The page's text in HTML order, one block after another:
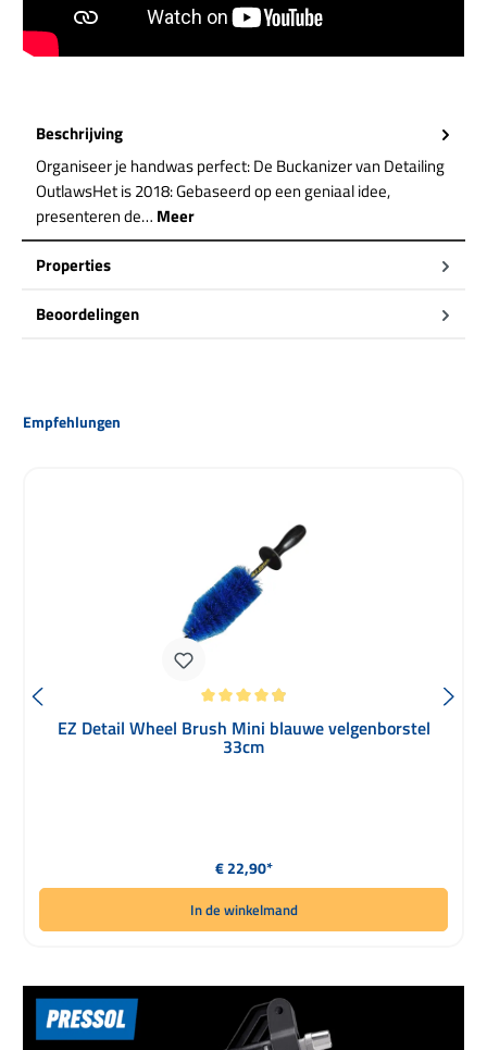
Beschrijving
Organiseer je handwas perfect: De Buckanizer van Detailing
OutlawsHet is 2018: Gebaseerd op een geniaal idee,
presenteren de… Meer
Properties
Beoordelingen
Productgalerij overslaan
Empfehlungen
Gemiddelde waardering van 4.93 van 5 sterren
EZ Detail Wheel Brush Mini blauwe velgenborstel
33cm
Normale prijs:
€ 22,90*
In de winkelmand